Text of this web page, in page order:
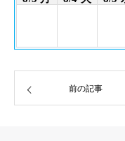
前の記事